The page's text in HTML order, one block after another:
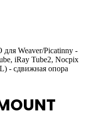
Weaver/Picatinny -
iRay Tube2, Nocpix
- сдвижная опора